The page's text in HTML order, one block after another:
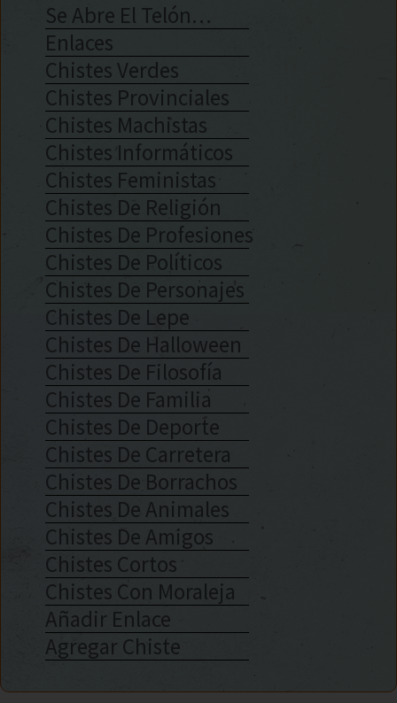
Se Abre El Telón…
Enlaces
Chistes Verdes
Chistes Provinciales
Chistes Machistas
Chistes Informáticos
Chistes Feministas
Chistes De Religión
Chistes De Profesiones
Chistes De Políticos
Chistes De Personajes
Chistes De Lepe
Chistes De Halloween
Chistes De Filosofía
Chistes De Familia
Chistes De Deporte
Chistes De Carretera
Chistes De Borrachos
Chistes De Animales
Chistes De Amigos
Chistes Cortos
Chistes Con Moraleja
Añadir Enlace
Agregar Chiste